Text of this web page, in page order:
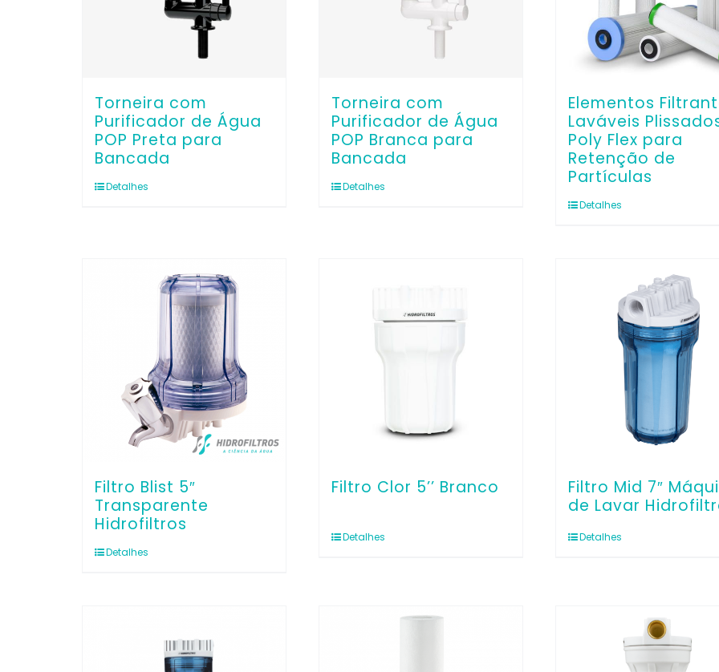
Torneira com
Purificador de Água
POP Preta para
Bancada
Detalhes
Torneira com
Purificador de Água
POP Branca para
Bancada
Detalhes
Elementos
Laváveis
Poly Flex para
Retenção de
Partículas
Detalhes
Filtro Blist 5″
Transparente
Hidrofiltros
Detalhes
Filtro Clor 5’’ Branco
Detalhes
Filtro Mid 7″
de Lavar
Detalhes